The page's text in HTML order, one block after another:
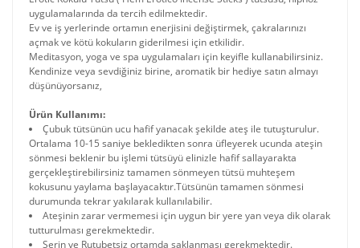
uygulamalarında da tercih edilmektedir.
Ev ve iş yerlerinde ortamın enerjisini değiştirmek, çakralarınızı
açmak ve kötü kokuların giderilmesi için etkilidir.
Meditasyon, yoga ve spa uygulamaları için keyifle kullanabilirsiniz.
Kendinize veya sevdiğiniz birine, aromatik bir hediye satın almayı
düşünüyorsanız,
Ürün Kullanımı:
Çubuk tütsünün ucu hafif yanacak şekilde ateş ile tutuşturulur.
Ortalama 10-15 saniye bekledikten sonra üfleyerek ucunda ateşin
sönmesi beklenir bu işlemi tütsüyü elinizle hafif sallayarakta
gerçekleştirebilirsiniz tamamen sönmeyen tütsü muhteşem
kokusunu yaylama başlayacaktır.Tütsünün tamamen sönmesi
durumunda tekrar yakılarak kullanılabilir.
Ateşinin zarar vermemesi için uygun bir yere yan veya dik olarak
tutturulması gerekmektedir.
Serin ve Rutubetsiz ortamda saklanması gerekmektedir.